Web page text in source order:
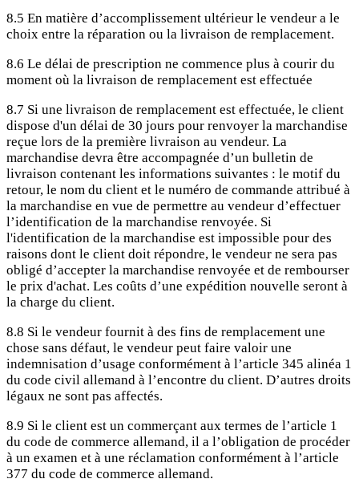
8.5 En matière d’accomplissement ultérieur le vendeur a le
choix entre la réparation ou la livraison de remplacement.
8.6 Le délai de prescription ne commence plus à courir du
moment où la livraison de remplacement est effectuée
8.7 Si une livraison de remplacement est effectuée, le client
dispose d'un délai de 30 jours pour renvoyer la marchandise
reçue lors de la première livraison au vendeur. La
marchandise devra être accompagnée d’un bulletin de
livraison contenant les informations suivantes : le motif du
retour, le nom du client et le numéro de commande attribué à
la marchandise en vue de permettre au vendeur d’effectuer
l’identification de la marchandise renvoyée. Si
l'identification de la marchandise est impossible pour des
raisons dont le client doit répondre, le vendeur ne sera pas
obligé d’accepter la marchandise renvoyée et de rembourser
le prix d'achat. Les coûts d’une expédition nouvelle seront à
la charge du client.
8.8 Si le vendeur fournit à des fins de remplacement une
chose sans défaut, le vendeur peut faire valoir une
indemnisation d’usage conformément à l’article 345 alinéa 1
du code civil allemand à l’encontre du client. D’autres droits
légaux ne sont pas affectés.
8.9 Si le client est un commerçant aux termes de l’article 1
du code de commerce allemand, il a l’obligation de procéder
à un examen et à une réclamation conformément à l’article
377 du code de commerce allemand.